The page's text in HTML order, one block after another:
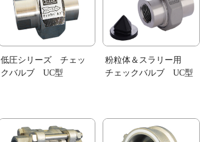
低圧シリーズ チェッ
クバルブ UC型
粉粒体＆スラリー用
チェックバルブ UC型